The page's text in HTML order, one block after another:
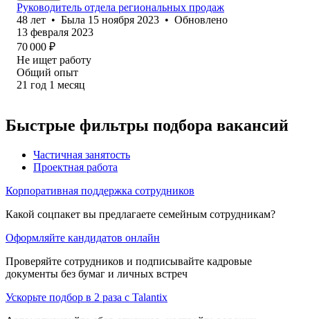
Руководитель отдела региональных продаж
48 лет • Была 15 ноября 2023 • Обновлено
13 февраля 2023
70 000 ₽
Не ищет работу
Общий опыт
21 год 1 месяц
Быстрые фильтры подбора вакансий
Частичная занятость
Проектная работа
Корпоративная поддержка сотрудников
Какой соцпакет вы предлагаете семейным сотрудникам?
Оформляйте кандидатов онлайн
Проверяйте сотрудников и подписывайте кадровые
документы без бумаг и личных встреч
Ускорьте подбор в 2 раза с Talantix